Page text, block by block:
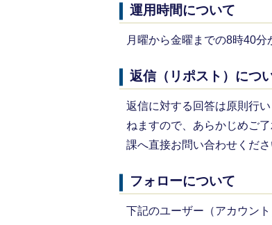
運用時間について
月曜から金曜までの8時40分
返信（リポスト）につ
返信に対する回答は原則行
ねますので、あらかじめご
課へ直接お問い合わせくださ
フォローについて
下記のユーザー（アカウン